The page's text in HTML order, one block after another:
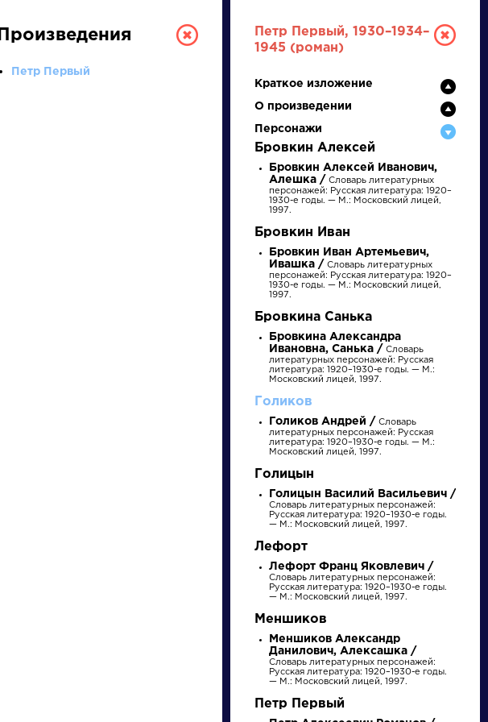
Э Ю Я ...
НАЙТИ
Писатели
Михаил
Произведения
Петр Первый
Петр Первый, 1930–1934–
1945 (роман)
Краткое изложение
О произведении
Персонажи
Бровкин Алексей
Бровкин Алексей Иванович,
Алешка / Словарь литературных
персонажей: Русская литература: 1920–
1930-е годы. — М.: Московский лицей,
1997.
Бровкин Иван
Бровкин Иван Артемьевич,
Ивашка / Словарь литературных
персонажей: Русская литература: 1920–
1930-е годы. — М.: Московский лицей,
1997.
Бровкина Санька
Бровкина Александра
Ивановна, Санька / Словарь
литературных персонажей: Русская
литература: 1920–1930-е годы. — М.:
Московский лицей, 1997.
Голиков
Голиков Андрей / Словарь
литературных персонажей: Русская
литература: 1920–1930-е годы. — М.:
Московский лицей, 1997.
Голицын
Голицын Василий Васильевич /
Словарь литературных персонажей:
Русская литература: 1920–1930-е годы.
— М.: Московский лицей, 1997.
Лефорт
Лефорт Франц Яковлевич /
Словарь литературных персонажей:
Русская литература: 1920–1930-е годы.
— М.: Московский лицей, 1997.
Меншиков
Меншиков Александр
Данилович, Алексашка /
Словарь литературных персонажей:
Русская литература: 1920–1930-е годы.
— М.: Московский лицей, 1997.
Петр Первый